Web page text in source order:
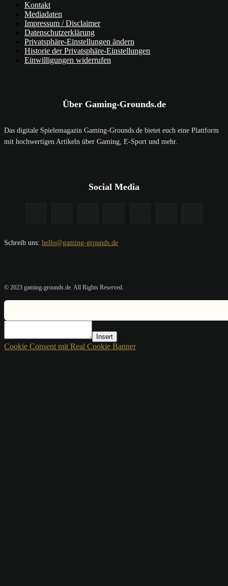
Kontakt
Mediadaten
Impressum / Disclaimer
Datenschutzerklärung
Privatsphäre-Einstellungen ändern
Historie der Privatsphäre-Einstellungen
Einwilligungen widerrufen
Über Gaming-Grounds.de
Das digitale Spielemagazin Gaming-Grounds.de bietet euch eine Plattform
mit hochwertigen Artikeln über Gaming, E-Sport und mehr.
Social Media
Schreib uns: hello@gaming-grounds.de
© 2023 gaming-grounds.de. All Rights Reserved.
Insert
Cookie Consent mit Real Cookie Banner